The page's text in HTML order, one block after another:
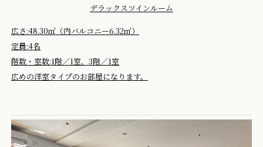
デラックスツインルーム
広さ:48.30㎡（内バルコニー6.32㎡）
定員:4名
階数・室数:1階／1室、3階／1室
広めの洋室タイプのお部屋になります。